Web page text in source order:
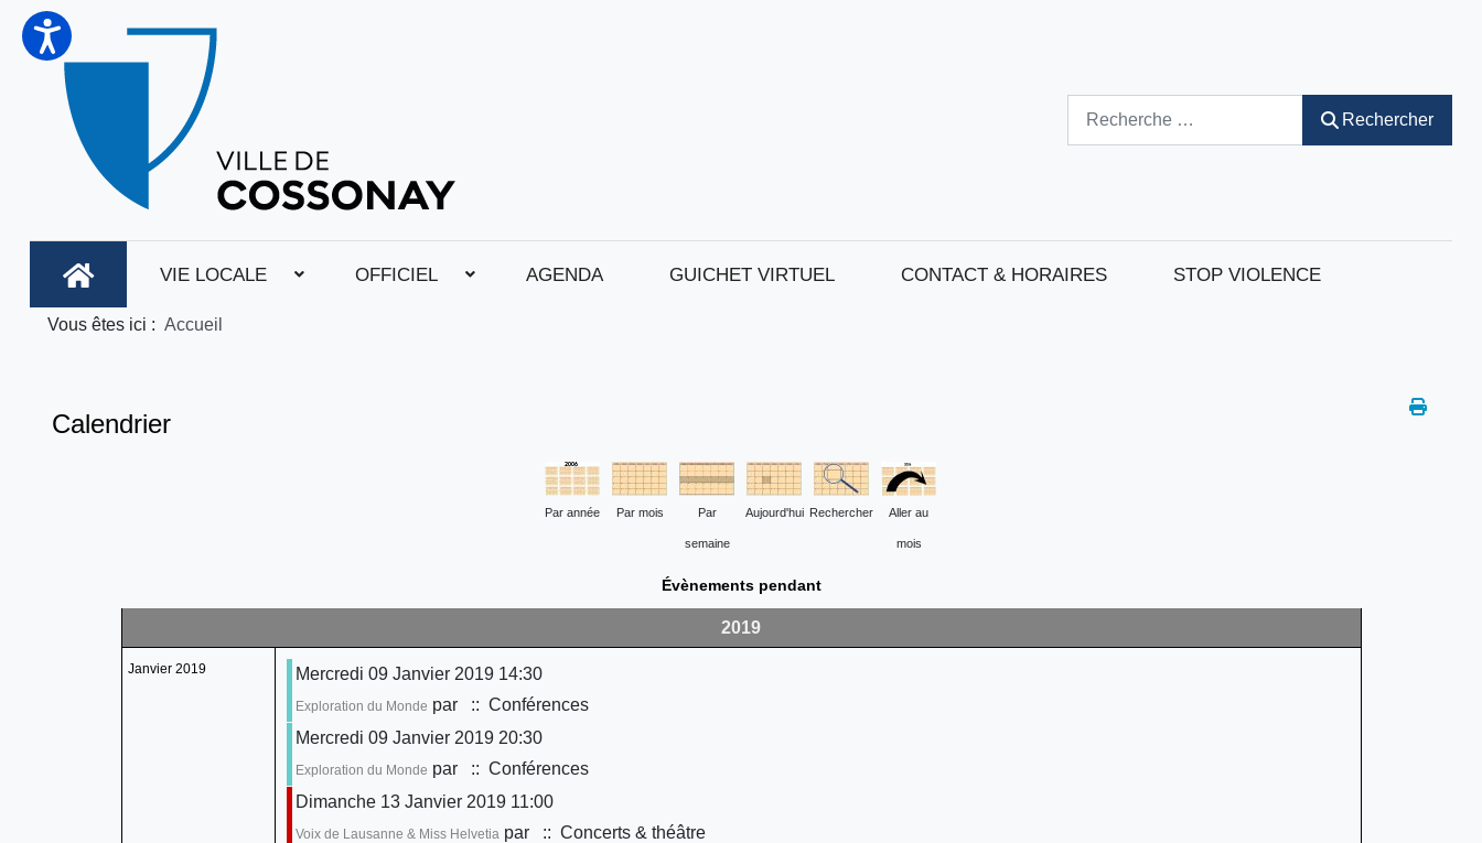
Rechercher
VIE LOCALE OFFICIEL AGENDA GUICHET VIRTUEL CONTACT & HORAIRES STOP VIOLENCE
Vous êtes ici : Accueil
Calendrier
Par année Par mois Par
semaine
Aujourd'hui Rechercher Aller au
mois
Évènements pendant
2019
Janvier 2019 Mercredi 09 Janvier 2019 14:30
Exploration du Monde par
:: Conférences
Mercredi 09 Janvier 2019 20:30
Exploration du Monde par
:: Conférences
Dimanche 13 Janvier 2019 11:00
Voix de Lausanne & Miss Helvetia par
:: Concerts & théâtre